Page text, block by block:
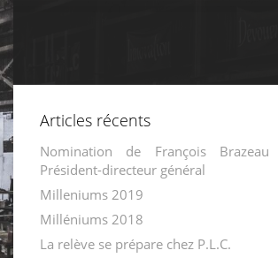
Articles récents
Nomination de François
Président-directeur général
Milleniums 2019
Milléniums 2018
La relève se prépare chez P.L.C.